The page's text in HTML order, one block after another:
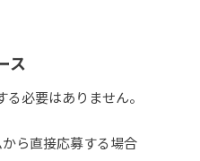
ス
必要はありません。
ら直接応募する場合